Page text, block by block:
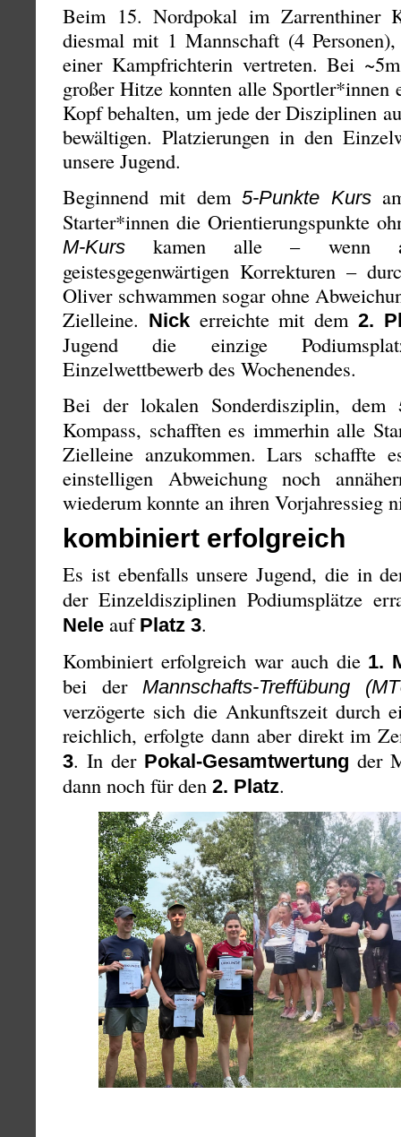
Beim 15. Nordpokal im Zarrenthiner
diesmal mit 1 Mannschaft (4
einer Kampfrichterin vertreten. Bei
großer Hitze konnten alle Sportler*innen
Kopf behalten, um jede der Disziplinen
bewältigen. Platzierungen in den
unsere Jugend.
Beginnend mit dem5-Punkte Kurs
Starter*innen die Orientierungspunkte
M-Kurs kamen alle – wenn
geistesgegenwärtigen Korrekturen –
Oliver schwammen sogar ohne
Zielleine. Nickerreichte mit dem 2.
Jugend die einzige
Einzelwettbewerb des Wochenendes.
Bei der lokalen Sonderdisziplin, dem
Kompass, schafften es immerhin alle
Zielleine anzukommen. Lars schaffte
einstelligen Abweichung noch
wiederum konnte an ihren Vorjahressieg
kombiniert erfolgreich
Es ist ebenfalls unsere Jugend, die in
der Einzeldisziplinen Podiumsplätze
Nele auf Platz 3.
Kombiniert erfolgreich war auch die 1.
bei der Mannschafts-Treffübung
verzögerte sich die Ankunftszeit durch
reichlich, erfolgte dann aber direkt im
3. In der Pokal-Gesamtwertung der
dann noch für den 2. Platz.